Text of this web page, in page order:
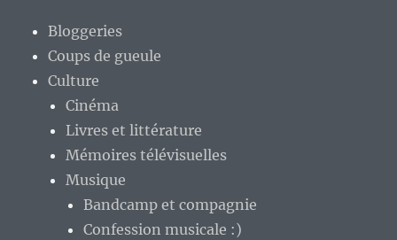
Bloggeries
Coups de gueule
Culture
Cinéma
Livres et littérature
Mémoires télévisuelles
Musique
Bandcamp et compagnie
Confession musicale :)